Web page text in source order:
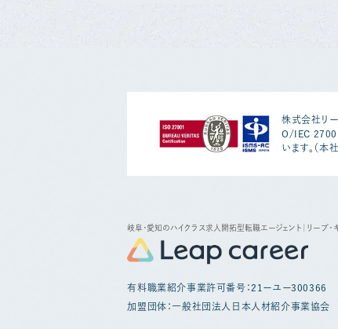
株式会社リー
O/IEC
います。（本
岐阜・愛知のハイクラス求人開拓型転職エージェント ｜リープ・
有料職業紹介事業許可番号：21ーユー300366
加盟団体：一般社団法人日本人材紹介事業協会